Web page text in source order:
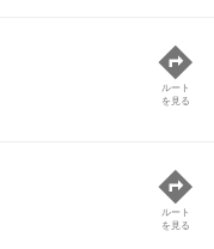
ルート
を見る
ルート
を見る